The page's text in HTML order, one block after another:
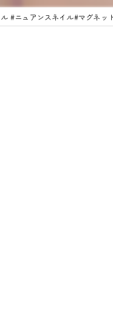
#ニュアンスネイル#マグネッ